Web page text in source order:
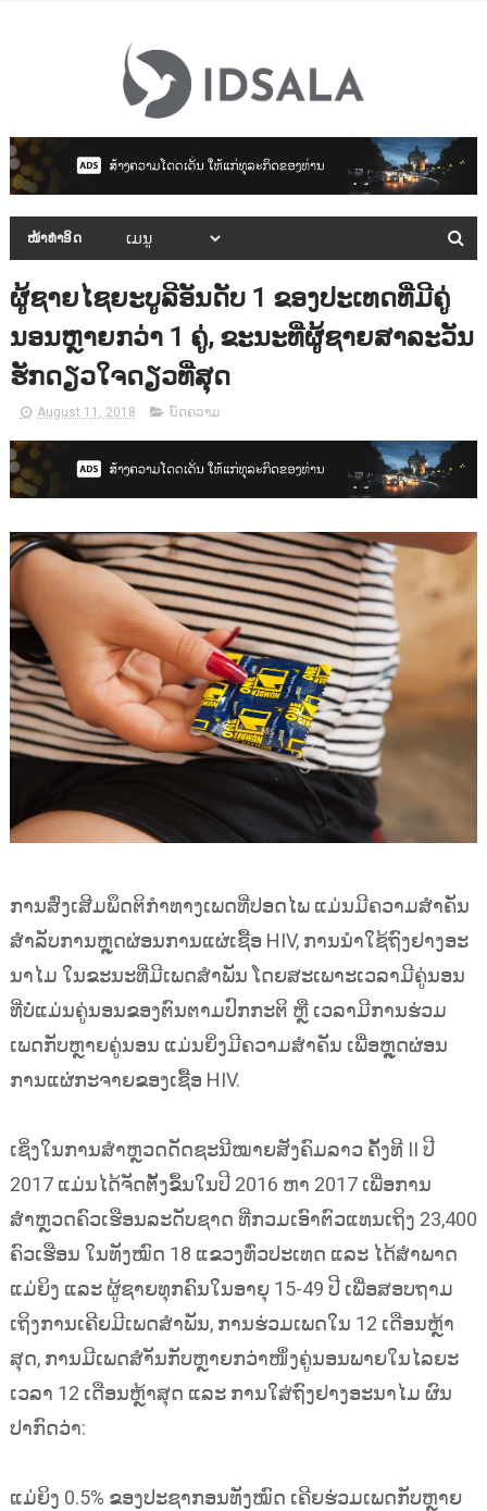
ໜ້າທຳອິດ
ຜູ້ຊາຍໄຊຍະບູລີອັນດັບ 1 ຂອງປະເທດທີ່ມີຄູ່
ນອນຫຼາຍກວ່າ 1 ຄູ່, ຂະນະທີ່ຜູ້ຊາຍສາລະວັນ
ຮັກດຽວໃຈດຽວທີ່ສຸດ
August 11, 2018 ບົດຄວາມ
ການສົ່ງເສີມພຶດຕິກຳທາງເພດທີ່ປອດໄພ ແມ່ນມີຄວາມສຳຄັນ
ສຳລັບການຫຼຸດຜ່ອນການແຜ່ເຊື້ອ HIV, ການນຳໃຊ້ຖົງຢາງອະ
ນາໄມ ໃນຂະນະທີ່ມີເພດສຳພັນ ໂດຍສະເພາະເວລາມີຄູ່ນອນ
ທີ່ບໍ່ແມ່ນຄູ່ນອນຂອງຕົນຕາມປົກກະຕິ ຫຼື ເວລາມີການຮ່ວມ
ເພດກັບຫຼາຍຄູ່ນອນ ແມ່ນຍິ່ງມີຄວາມສຳຄັນ ເພື່ອຫຼຸດຜ່ອນ
ການແຜ່ກະຈາຍຂອງເຊື້ອ HIV.
ເຊິ່ງໃນການສຳຫຼວດດັດຊະນີໝາຍສັງຄົມລາວ ຄັ້ງທີ II ປີ
2017 ແມ່ນໄດ້ຈັດຕັ້ງຂຶ້ນໃນປີ 2016 ຫາ 2017 ເພື່ອການ
ສຳຫຼວດຄົວເຮືອນລະດັບຊາດ ທີ່ກວມເອົາຕົວແທນເຖິງ 23,400
ຄົວເຮືອນ ໃນທັງໝົດ 18 ແຂວງທົ່ວປະເທດ ແລະ ໄດ້ສຳພາດ
ແມ່ຍິງ ແລະ ຜູ້ຊາຍທຸກຄົນໃນອາຍຸ 15-49 ປີ ເພື່ອສອບຖາມ
ເຖິງການເຄີຍມີເພດສຳພັນ, ການຮ່ວມເພດໃນ 12 ເດືອນຫຼ້າ
ສຸດ, ການມີເພດສຳັນກັບຫຼາຍກວ່າໜຶ່ງຄູ່ນອນພາຍໃນໄລຍະ
ເວລາ 12 ເດືອນຫຼ້າສຸດ ແລະ ການໃສ່ຖົງຢາງອະນາໄມ ຜົນ
ປາກົດວ່າ:
ແມ່ຍິງ 0.5% ຂອງປະຊາກອນທັງໝົດ ເຄີຍຮ່ວມເພດກັບຫຼາຍ